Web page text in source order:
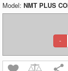
Model: NMT PLUS
-